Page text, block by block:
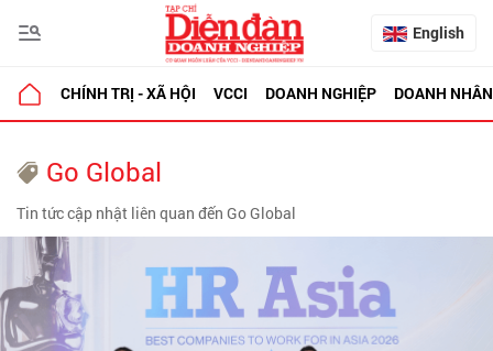
English
CHÍNH TRỊ - XÃ HỘI VCCI DOANH NGHIỆP DOANH NHÂN
Go Global
Tin tức cập nhật liên quan đến Go Global